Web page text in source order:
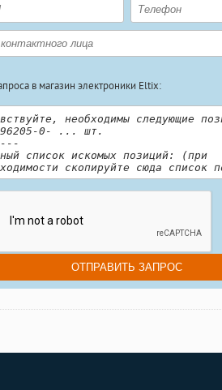
в магазин электроники Eltix: